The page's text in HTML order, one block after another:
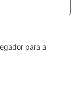
para a